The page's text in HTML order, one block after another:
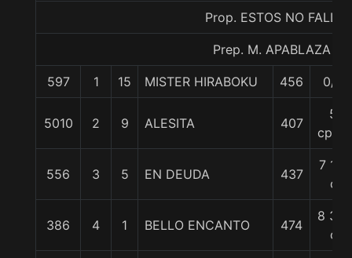
Prop. ESTOS NO
Prep. M. APABLAZA G.
597 1 15 MISTER HIRABOKU 456 0/0
5010 2 9 ALESITA 407
5
cpos.
556 3 5 EN DEUDA 437
7 1/2
c
386 4 1 BELLO ENCANTO 474
8 3/4
c